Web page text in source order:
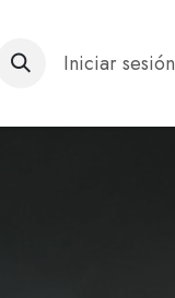
Iniciar sesión